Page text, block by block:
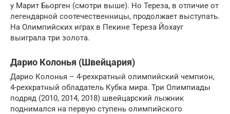
у Марит Бьорген (смотри выше). Но Тереза, в отличие от
легендарной соотечественницы, продолжает выступать.
На Олимпийских играх в Пекине Тереза Йохауг
выиграла три золота.
Дарио Колонья (Швейцария)
Дарио Колонья – 4-рехкратный олимпийский чемпион,
4-рехкратный обладатель Кубка мира. Три Олимпиады
подряд (2010, 2014, 2018) швейцарский лыжник
поднимался на первую ступень олимпийского